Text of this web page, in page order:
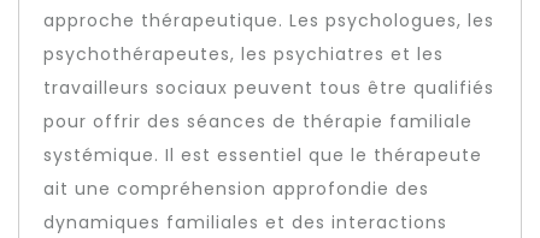
approche thérapeutique. Les psychologues, les
psychothérapeutes, les psychiatres et les
travailleurs sociaux peuvent tous être qualifiés
pour offrir des séances de thérapie familiale
systémique. Il est essentiel que le thérapeute
ait une compréhension approfondie des
dynamiques familiales et des interactions